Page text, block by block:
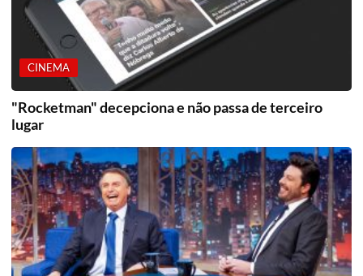
CINEMA
"Rocketman" decepciona e não passa de terceiro
lugar